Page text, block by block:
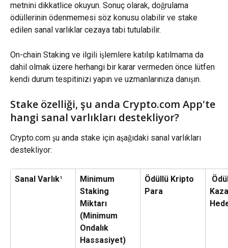
metnini dikkatlice okuyun. Sonuç olarak, doğrulama
ödüllerinin ödenmemesi söz konusu olabilir ve stake
edilen sanal varlıklar cezaya tabi tutulabilir.
On-chain Staking ve ilgili işlemlere katılıp katılmama da
dahil olmak üzere herhangi bir karar vermeden önce lütfen
kendi durum tespitinizi yapın ve uzmanlarınıza danışın.
Stake özelliği, şu anda Crypto.com App'te
hangi sanal varlıkları destekliyor?
Crypto.com şu anda stake için aşağıdaki sanal varlıkları
destekliyor:
Sanal Varlık¹
Minimum
Staking
Miktarı
(Minimum
Ondalık
Hassasiyet)
Ödüllü Kripto
Para